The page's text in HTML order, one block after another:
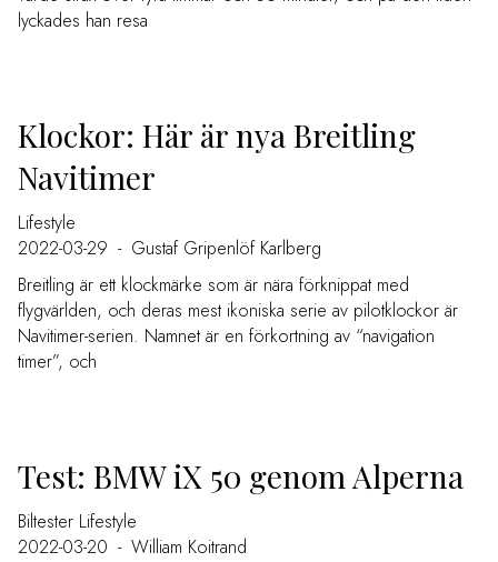
lyckades han resa
Klockor: Här är nya Breitling
Navitimer
Lifestyle
2022-03-29 - Gustaf Gripenlöf Karlberg
Breitling är ett klockmärke som är nära förknippat med
flygvärlden, och deras mest ikoniska serie av pilotklockor är
Navitimer-serien. Namnet är en förkortning av “navigation
timer”, och
Test: BMW iX 50 genom Alperna
Biltester Lifestyle
2022-03-20 - William Koitrand